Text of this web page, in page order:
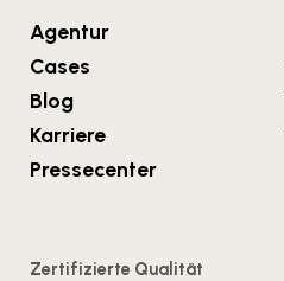
Agentur
Cases
Blog
Karriere
Pressecenter
Zertifizierte Qualität